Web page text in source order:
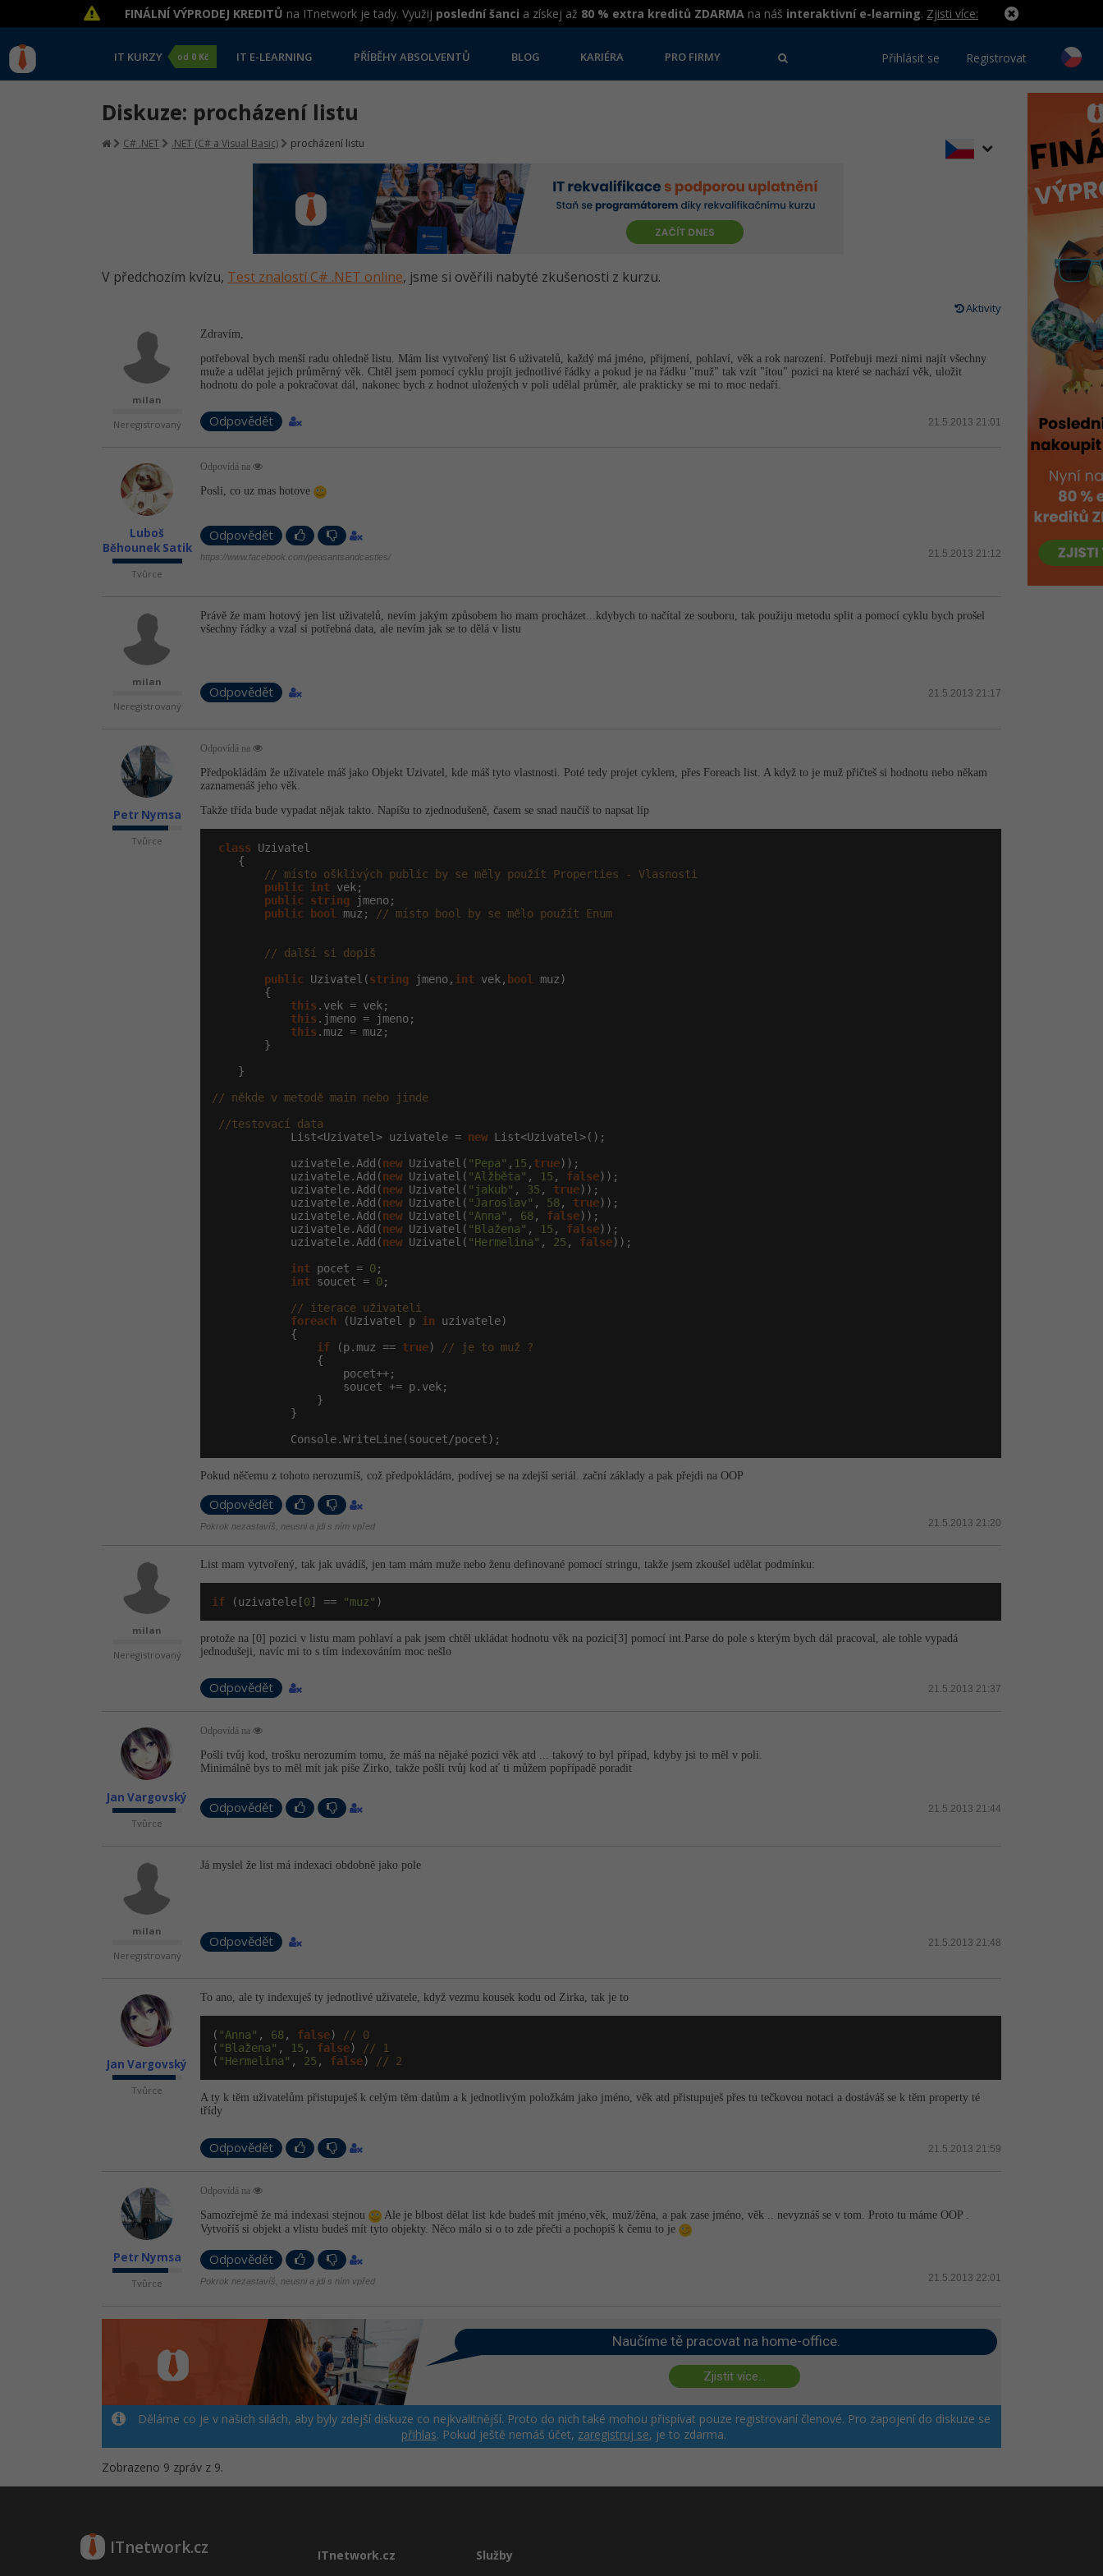
FINÁLNÍ VÝPRODEJ KREDITŮ na ITnetwork je tady. Využij poslední šanci a získej až 80 % extra kreditů ZDARMA na náš interaktivní e-learning. Zjisti více:
IT KURZY od 0 Kč IT E-LEARNING PŘÍBĚHY ABSOLVENTŮ BLOG KARIÉRA PRO FIRMY Přihlásit se Registrovat
Diskuze: procházení listu
C# .NET .NET (C# a Visual Basic) procházení listu
V předchozím kvízu, Test znalostí C# .NET online, jsme si ověřili nabyté zkušenosti z kurzu.
Aktivity
milan
Neregistrovaný
Zdravím,
potřeboval bych menší radu ohledně listu. Mám list vytvořený list 6 uživatelů, každý má jméno, přijmení, pohlaví, věk a rok narození. Potřebuji mezi nimi najít všechny
muže a udělat jejich průměrný věk. Chtěl jsem pomocí cyklu projít jednotlivé řádky a pokud je na řádku "muž" tak vzít "ítou" pozici na které se nachází věk, uložit
hodnotu do pole a pokračovat dál, nakonec bych z hodnot uložených v poli udělal průměr, ale prakticky se mi to moc nedaří.
Odpovědět 21.5.2013 21:01
Luboš
Běhounek Satik
Tvůrce
Odpovídá na
Posli, co uz mas hotove
Odpovědět
21.5.2013 21:12
https://www.facebook.com/peasantsandcastles/
milan
Neregistrovaný
Právě že mam hotový jen list uživatelů, nevím jakým způsobem ho mam procházet...kdybych to načítal ze souboru, tak použiju metodu split a pomocí cyklu bych prošel
všechny řádky a vzal si potřebná data, ale nevím jak se to dělá v listu
Odpovědět 21.5.2013 21:17
Petr Nymsa
Tvůrce
Odpovídá na
Předpokládám že uživatele máš jako Objekt Uzivatel, kde máš tyto vlastnosti. Poté tedy projet cyklem, přes Foreach list. A když to je muž přičteš si hodnotu nebo někam
zaznamenáš jeho věk.
Takže třída bude vypadat nějak takto. Napíšu to zjednodušeně, časem se snad naučíš to napsat líp
class Uzivatel
    {
// místo ošklivých public by se měly použít Properties - Vlasnosti
public
int vek;
public
string jmeno;
public
bool muz; // místo bool by se mělo použít Enum
// další si dopiš
public Uzivatel(string jmeno, int vek, bool
muz)
        {
this .vek = vek;
this .jmeno = jmeno;
this .muz = muz;
        }
    }
// někde v metodě main nebo jinde
//testovací data
            List<Uzivatel> uzivatele =
new List<Uzivatel>();
            uzivatele.Add(
new Uzivatel( "Pepa" , 15 , true));
            uzivatele.Add(
new Uzivatel( "Alžběta" , 15 , false));
            uzivatele.Add(
new Uzivatel( "jakub" , 35 , true));
            uzivatele.Add(
new Uzivatel( "Jaroslav" , 58, true));
            uzivatele.Add(
new Uzivatel( "Anna" , 68, false));
            uzivatele.Add(
new Uzivatel( "Blažena" , 15 , false));
            uzivatele.Add(
new Uzivatel( "Hermelina" , 25 , false));
int pocet = 0;
int soucet = 0;
// iterace uživateli
foreach (Uzivatel p in uzivatele)
            {
if (p.muz == true)
// je to muž ?
                {
                    pocet++;
                    soucet += p.vek;
                }
            }
            Console.WriteLine(soucet/pocet);
Pokud něčemu z tohoto nerozumíš, což předpokládám, podívej se na zdejší seriál. zační základy a pak přejdi na OOP
Odpovědět
21.5.2013 21:20
Pokrok nezastavíš, neusni a jdi s ním vpřed
milan
Neregistrovaný
List mam vytvořený, tak jak uvádíš, jen tam mám muže nebo ženu definované pomocí stringu, takže jsem zkoušel udělat podmínku:
if (uzivatele[0] == "muz" )
protože na [0] pozici v listu mam pohlaví a pak jsem chtěl ukládat hodnotu věk na pozici[3] pomocí int.Parse do pole s kterým bych dál pracoval, ale tohle vypadá
jednodušeji, navíc mi to s tím indexováním moc nešlo
Odpovědět 21.5.2013 21:37
Jan Vargovský
Tvůrce
Odpovídá na
Pošli tvůj kod, trošku nerozumím tomu, že máš na nějaké pozici věk atd ... takový to byl případ, kdyby jsi to měl v poli.
Minimálně bys to měl mít jak píše Zirko, takže pošli tvůj kod ať ti můžem popřípadě poradit
Odpovědět 21.5.2013 21:44
milan
Neregistrovaný
Já myslel že list má indexaci obdobně jako pole
Odpovědět 21.5.2013 21:48
Jan Vargovský
Tvůrce
To ano, ale ty indexuješ ty jednotlivé uživatele, když vezmu kousek kodu od Zirka, tak je to
( "Anna" , 68, false)
// 0
( "Blažena" , 15 , false)
// 1
( "Hermelina" , 25 , false) // 2
A ty k těm uživatelům přistupuješ k celým těm datům a k jednotlivým položkám jako jméno, věk atd přistupuješ přes tu tečkovou notaci a dostáváš se k těm property té
třídy
Odpovědět 21.5.2013 21:59
Petr Nymsa
Tvůrce
Odpovídá na
Samozřejmě že má indexasi stejnou
Ale je blbost dělat list kde budeš mít jméno,věk, muž/žěna, a pak zase jméno, věk .. nevyznáš se v tom. Proto tu máme OOP .
Vytvoříš si objekt a vlistu budeš mít tyto objekty. Něco málo si o to zde přečti a pochopíš k čemu to je
Odpovědět
21.5.2013 22:01
Pokrok nezastavíš, neusni a jdi s ním vpřed
Naučíme tě pracovat na home-office.
Zjistit více...
Děláme co je v našich silách, aby byly zdejší diskuze co nejkvalitnější. Proto do nich také mohou přispívat pouze registrovaní členové. Pro zapojení do diskuze se
přihlas. Pokud ještě nemáš účet, zaregistruj se, je to zdarma.
Zobrazeno 9 zpráv z 9.
ITnetwork.cz ITnetwork.cz Služby